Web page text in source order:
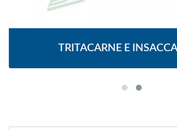
TRITACARNE E